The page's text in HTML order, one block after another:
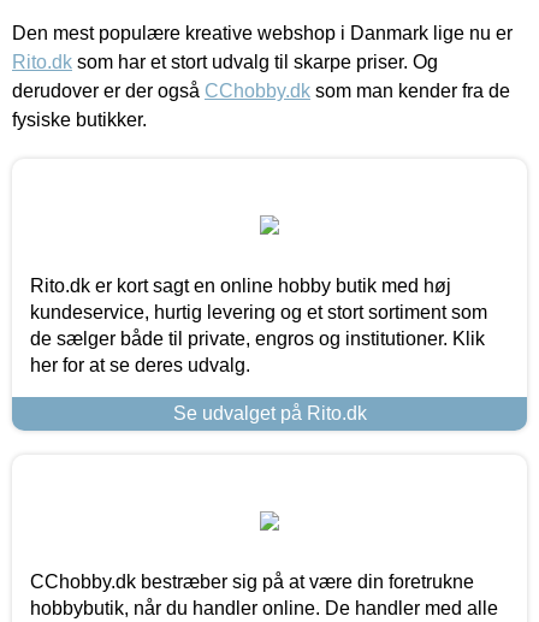
Den mest populære kreative webshop i Danmark lige nu er
Rito.dk som har et stort udvalg til skarpe priser. Og
derudover er der også CChobby.dk som man kender fra de
fysiske butikker.
Rito.dk er kort sagt en online hobby butik med høj
kundeservice, hurtig levering og et stort sortiment som
de sælger både til private, engros og institutioner. Klik
her for at se deres udvalg.
Se udvalget på Rito.dk
CChobby.dk bestræber sig på at være din foretrukne
hobbybutik, når du handler online. De handler med alle